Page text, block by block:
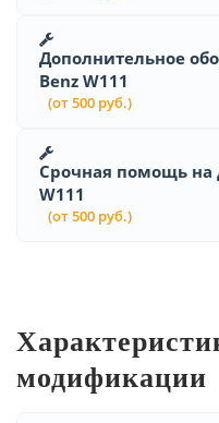
Дополнительное
Benz W111
(от 500 руб.)
Срочная помощь на
W111
(от 500 руб.)
модификации